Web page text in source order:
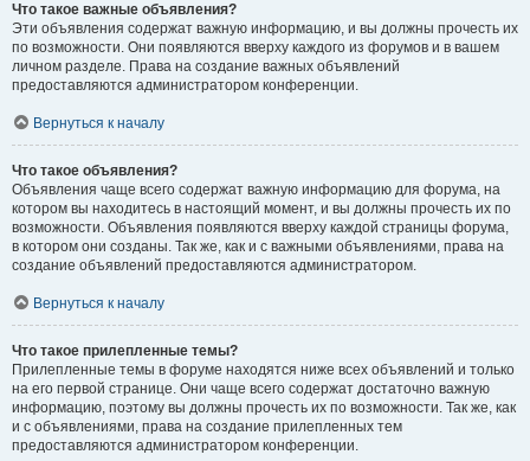
Что такое важные объявления?
Эти объявления содержат важную информацию, и вы должны прочесть их
по возможности. Они появляются вверху каждого из форумов и в вашем
личном разделе. Права на создание важных объявлений
предоставляются администратором конференции.
Вернуться к началу
Что такое объявления?
Объявления чаще всего содержат важную информацию для форума, на
котором вы находитесь в настоящий момент, и вы должны прочесть их по
возможности. Объявления появляются вверху каждой страницы форума,
в котором они созданы. Так же, как и с важными объявлениями, права на
создание объявлений предоставляются администратором.
Вернуться к началу
Что такое прилепленные темы?
Прилепленные темы в форуме находятся ниже всех объявлений и только
на его первой странице. Они чаще всего содержат достаточно важную
информацию, поэтому вы должны прочесть их по возможности. Так же, как
и с объявлениями, права на создание прилепленных тем
предоставляются администратором конференции.